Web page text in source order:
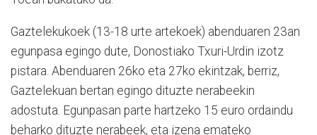
Gaztelekukoek (13-18 urte artekoek) abenduaren 23an
egunpasa egingo dute, Donostiako Txuri-Urdin izotz
pistara. Abenduaren 26ko eta 27ko ekintzak, berriz,
Gaztelekuan bertan egingo dituzte nerabeekin
adostuta. Egunpasan parte hartzeko 15 euro ordaindu
beharko dituzte nerabeek, eta izena emateko